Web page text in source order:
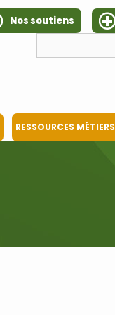
Nos soutiens
RESSOURCES MÉTIERS